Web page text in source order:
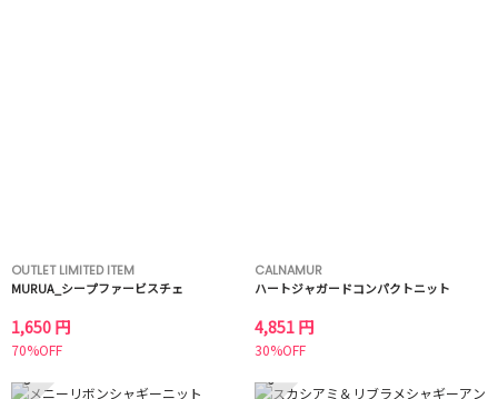
OUTLET LIMITED ITEM
MURUA_シープファービスチェ
1,650 円
70%OFF
CALNAMUR
ハートジャガードコンパクトニット
4,851 円
30%OFF
5 6